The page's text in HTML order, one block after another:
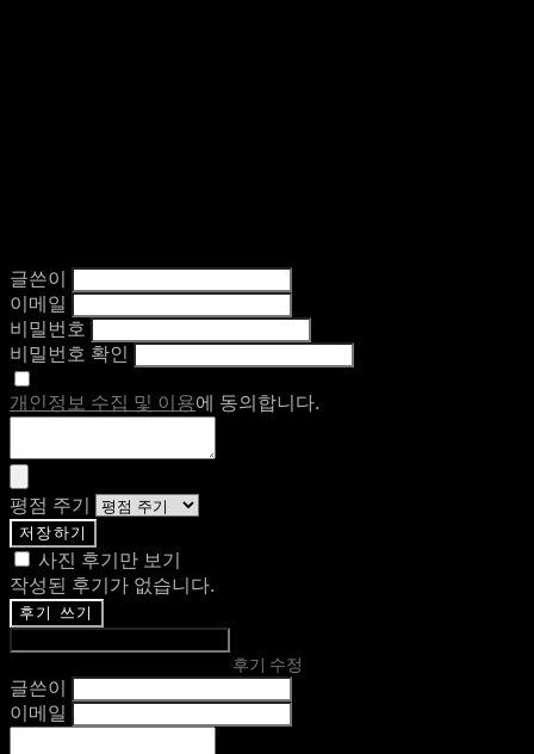
글쓴이
이메일
비밀번호
비밀번호 확인
개인정보 수집 및 이용에 동의합니다.
평점 주기
저장하기
사진 후기만 보기
작성된 후기가 없습니다.
후기 쓰기
후기 수정
글쓴이
이메일